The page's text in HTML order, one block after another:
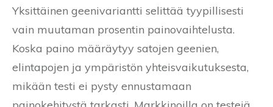
Yksittäinen geenivariantti selittää tyypillisesti
vain muutaman prosentin painovaihtelusta.
Koska paino määräytyy satojen geenien,
elintapojen ja ympäristön yhteisvaikutuksesta,
mikään testi ei pysty ennustamaan